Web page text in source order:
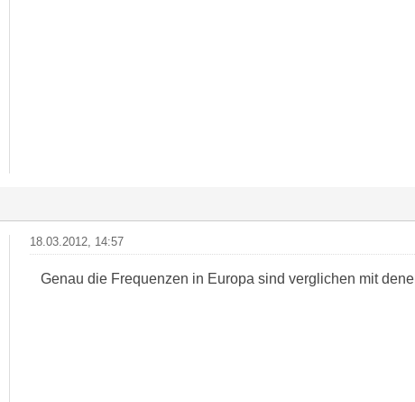
18.03.2012, 14:57
Genau die Frequenzen in Europa sind verglichen mit